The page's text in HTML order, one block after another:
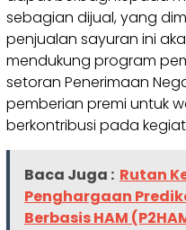
sebagian dijual, yang
penjualan sayuran ini
mendukung program
setoran Penerimaan
pemberian premi untuk
berkontribusi pada
Baca Juga : Rutan
Penghargaan
Berbasis HAM